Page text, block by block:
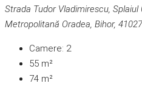
Strada Tudor Vladimirescu, Splaiul
Metropolitană Oradea, Bihor,
Camere: 2
55 m²
74 m²